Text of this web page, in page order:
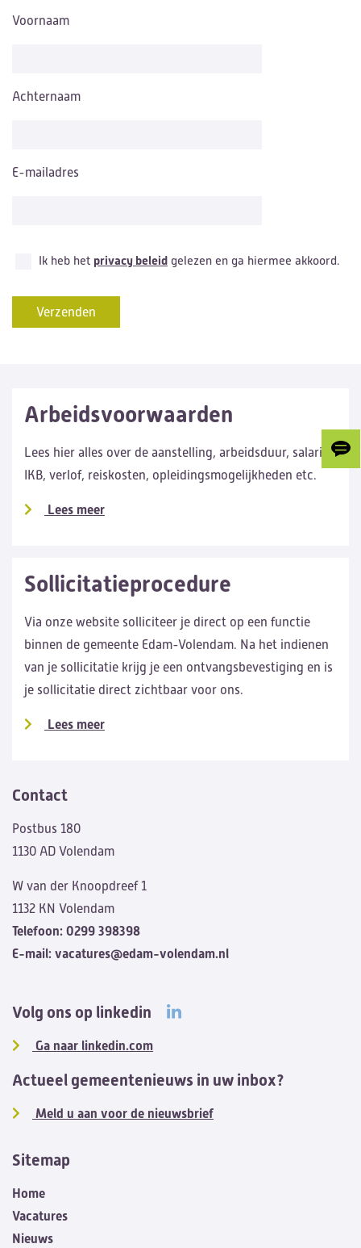
Voornaam
Achternaam
E-mailadres
Ik heb het privacy beleid gelezen en ga hiermee akkoord.
Arbeidsvoorwaarden
Lees hier alles over de aanstelling, arbeidsduur, salaris,
IKB, verlof, reiskosten, opleidingsmogelijkheden etc.
Lees meer
Sollicitatieprocedure
Via onze website solliciteer je direct op een functie
binnen de gemeente Edam-Volendam. Na het indienen
van je sollicitatie krijg je een ontvangsbevestiging en is
je sollicitatie direct zichtbaar voor ons.
Lees meer
Contact
Postbus 180
1130 AD Volendam
W van der Knoopdreef 1
1132 KN Volendam
Telefoon: 0299 398398
E-mail: vacatures@edam-volendam.nl
Volg ons op linkedin
Ga naar linkedin.com
Actueel gemeentenieuws in uw inbox?
Meld u aan voor de nieuwsbrief
Sitemap
Home
Vacatures
Nieuws
ons